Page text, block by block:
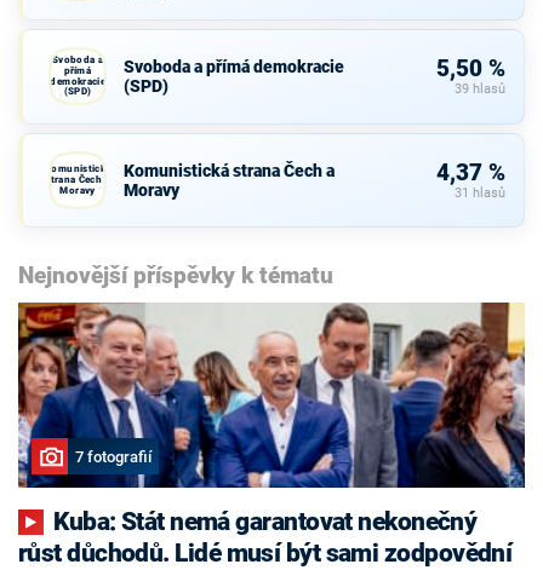
A MĚST
Svoboda a
přímá
demokracie
(SPD)
Svoboda a přímá demokracie
(SPD)
5,50 %
39 hlasů
Komunistická
strana Čech a
Moravy
Komunistická strana Čech a
Moravy
4,37 %
31 hlasů
Nejnovější příspěvky k tématu
7 fotografií
růst důchodů. Lidé musí být sami zodpovědní